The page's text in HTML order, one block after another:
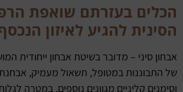
הכלים בעזרתם שואפת
הסינית להגיע לאיזון
אבחון סיני – מדובר בשיטת אבחון ייחודית
של התבוננות במטופל, תשאול מעמיק,
וסימנים קליניים מגוונים נוספים, במטרה